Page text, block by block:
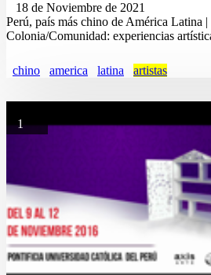
18 de Noviembre de 2021
Perú, país más chino de América Latina |
Colonia/Comunidad: experiencias
chino america latina artistas
1